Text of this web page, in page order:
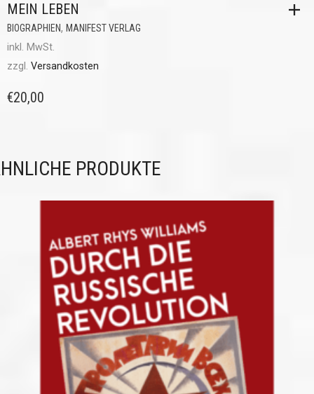
MEIN LEBEN
BIOGRAPHIEN, MANIFEST VERLAG
inkl. MwSt.
zzgl. Versandkosten
€20,00
PRODUKTE